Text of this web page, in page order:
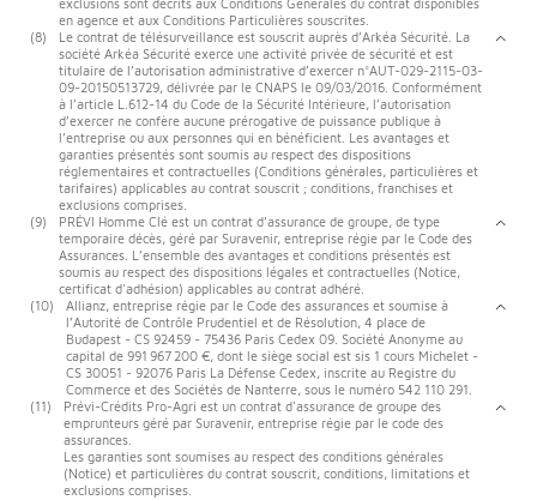
exclusions sont décrits aux Conditions Générales du contrat disponibles
en agence et aux Conditions Particulières souscrites.
(8)
Le contrat de télésurveillance est souscrit auprès d’Arkéa Sécurité. La
société Arkéa Sécurité exerce une activité privée de sécurité et est
titulaire de l’autorisation administrative d’exercer n°AUT-029-2115-03-
09-20150513729, délivrée par le CNAPS le 09/03/2016. Conformément
à l’article L.612-14 du Code de la Sécurité Intérieure, l’autorisation
d’exercer ne confère aucune prérogative de puissance publique à
l’entreprise ou aux personnes qui en bénéficient. Les avantages et
garanties présentés sont soumis au respect des dispositions
réglementaires et contractuelles (Conditions générales, particulières et
tarifaires) applicables au contrat souscrit ; conditions, franchises et
exclusions comprises.
(9)
PRÉVI Homme Clé est un contrat d’assurance de groupe, de type
temporaire décès, géré par Suravenir, entreprise régie par le Code des
Assurances. L’ensemble des avantages et conditions présentés est
soumis au respect des dispositions légales et contractuelles (Notice,
certificat d'adhésion) applicables au contrat adhéré.
(10)
Allianz, entreprise régie par le Code des assurances et soumise à
l’Autorité de Contrôle Prudentiel et de Résolution, 4 place de
Budapest - CS 92459 - 75436 Paris Cedex 09. Société Anonyme au
capital de 991 967 200 €, dont le siège social est sis 1 cours Michelet -
CS 30051 - 92076 Paris La Défense Cedex, inscrite au Registre du
Commerce et des Sociétés de Nanterre, sous le numéro 542 110 291.
(11)
Prévi-Crédits Pro-Agri est un contrat d'assurance de groupe des
emprunteurs géré par Suravenir, entreprise régie par le code des
assurances.
Les garanties sont soumises au respect des conditions générales
(Notice) et particulières du contrat souscrit, conditions, limitations et
exclusions comprises.